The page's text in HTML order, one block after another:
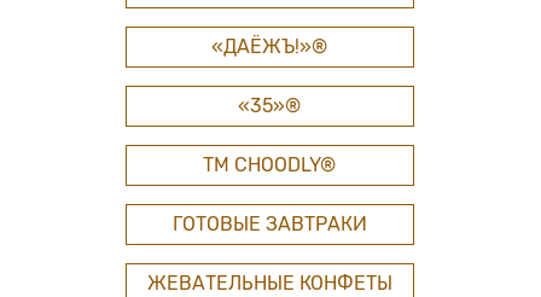
«ДАЁЖЪ!»®
«35»®
ТМ СHOODLY®
ГОТОВЫЕ ЗАВТРАКИ
ЖЕВАТЕЛЬНЫЕ КОНФЕТЫ